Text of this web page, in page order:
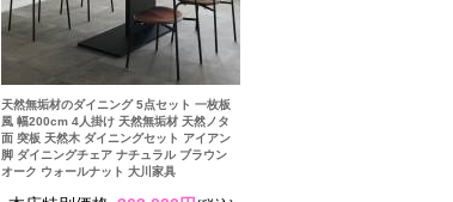
天然無垢材のダイニング 5点セット 一枚板
風 幅200cm 4人掛け 天然無垢材 天然ノタ
面 突板 天然木 ダイニングセット アイアン
脚 ダイニングチェア ナチュラル ブラウン
オーク ウォールナット 大川家具